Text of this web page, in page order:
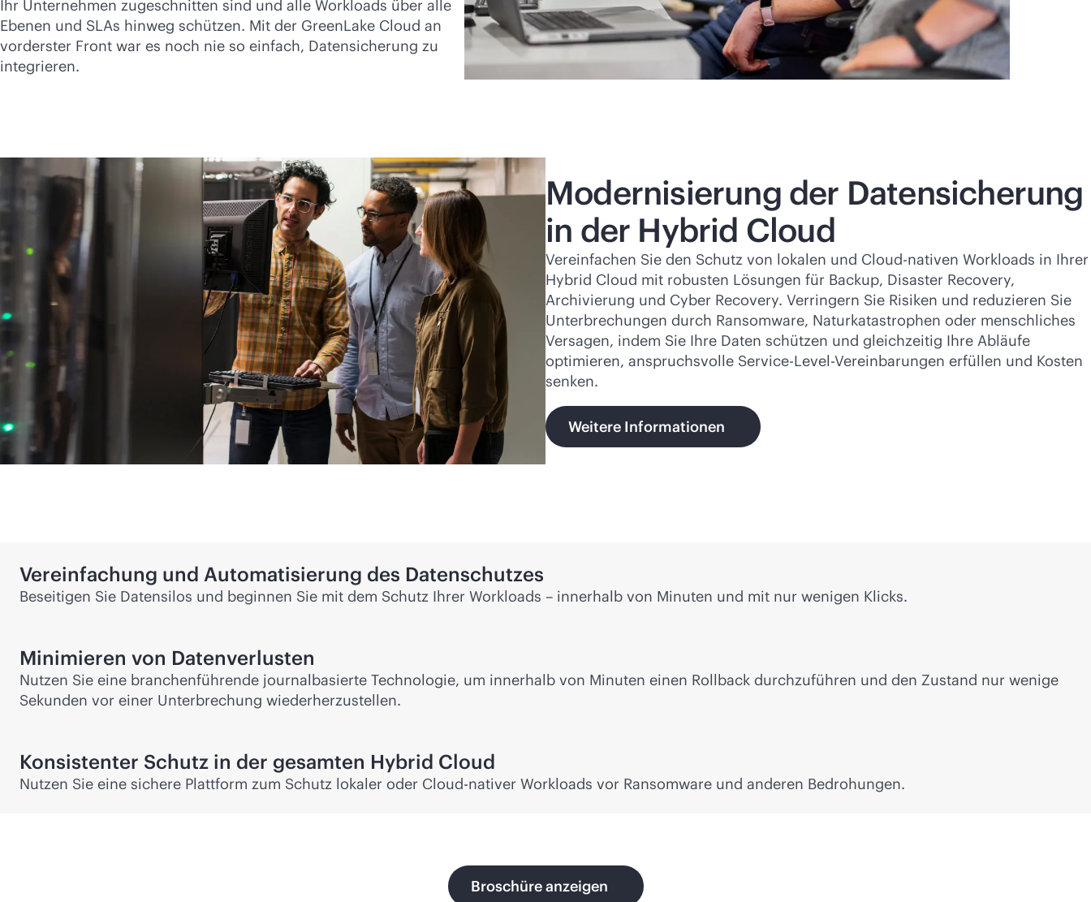
Ihr Unternehmen zugeschnitten sind und alle Workloads über alle
Ebenen und SLAs hinweg schützen. Mit der GreenLake Cloud an
vorderster Front war es noch nie so einfach, Datensicherung zu
integrieren.
Modernisierung der Datensicherung
in der Hybrid Cloud
Vereinfachen Sie den Schutz von lokalen und Cloud-nativen Workloads in Ihrer
Hybrid Cloud mit robusten Lösungen für Backup, Disaster Recovery,
Archivierung und Cyber Recovery. Verringern Sie Risiken und reduzieren Sie
Unterbrechungen durch Ransomware, Naturkatastrophen oder menschliches
Versagen, indem Sie Ihre Daten schützen und gleichzeitig Ihre Abläufe
optimieren, anspruchsvolle Service-Level-Vereinbarungen erfüllen und Kosten
senken.
Weitere Informationen
Vereinfachung und Automatisierung des Datenschutzes
Beseitigen Sie Datensilos und beginnen Sie mit dem Schutz Ihrer Workloads – innerhalb von Minuten und mit nur wenigen Klicks.
Minimieren von Datenverlusten
Nutzen Sie eine branchenführende journalbasierte Technologie, um innerhalb von Minuten einen Rollback durchzuführen und den Zustand nur wenige
Sekunden vor einer Unterbrechung wiederherzustellen.
Konsistenter Schutz in der gesamten Hybrid Cloud
Nutzen Sie eine sichere Plattform zum Schutz lokaler oder Cloud-nativer Workloads vor Ransomware und anderen Bedrohungen.
Broschüre anzeigen